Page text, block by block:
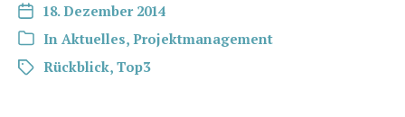
18. Dezember 2014
In Aktuelles, Projektmanagement
Rückblick, Top3